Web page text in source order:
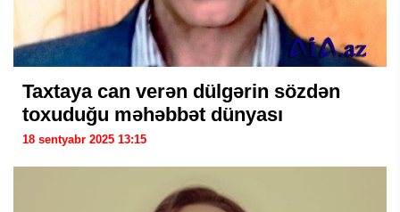
Taxtaya can verən dülgərin sözdən
toxuduğu məhəbbət dünyası
18 sentyabr 2025 13:15